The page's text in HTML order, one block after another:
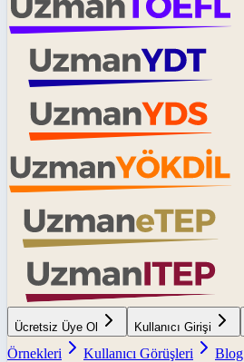
Ücretsiz Üye Ol Kullanıcı Girişi
Örnekleri
Kullanıcı Görüşleri Blog